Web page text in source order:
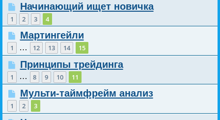
Начинающий ищет новичка
1 2 3 4
Мартингейли
1 … 12 13 14 15
Принципы трейдинга
1 … 8 9 10 11
Мульти-таймфрейм анализ
1 2 3